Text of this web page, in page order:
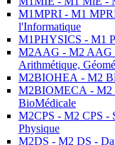
M1MPRI - M1
l'Informatique
M1PHYSICS - M1
M2AAG - M2 AAG
Arithmétique,
M2BIOHEA - M2
M2BIOMECA - M2
BioMédicale
M2CPS - M2 CPS -
Physique
M2DS - M2 DS -